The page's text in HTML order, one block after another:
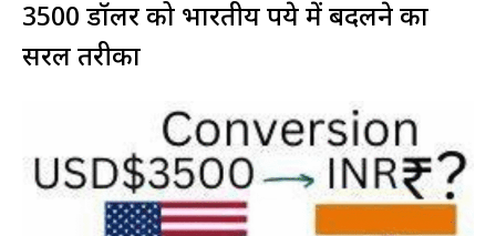
3500 डॉलर को भारतीय रुपये में बदलने का
सरल तरीका